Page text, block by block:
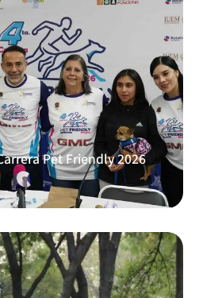
Pet Friendly 2026